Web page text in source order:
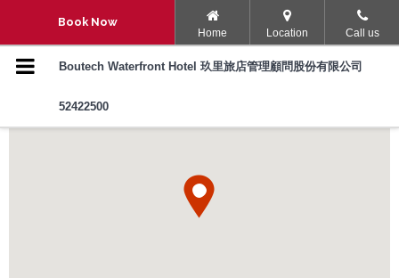
Navigation Menu
호텔-소개
Book Now
Home Location Call us
Boutech Waterfront Hotel 玖里旅店管理顧問股份有限公司
52422500